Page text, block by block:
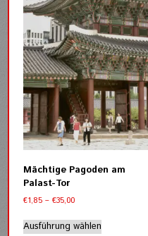
Mächtige Pagoden am
Palast-Tor
€1,85 –€35,00Preisspanne:
bis
Ausführung wählen
Dieses
Produkt